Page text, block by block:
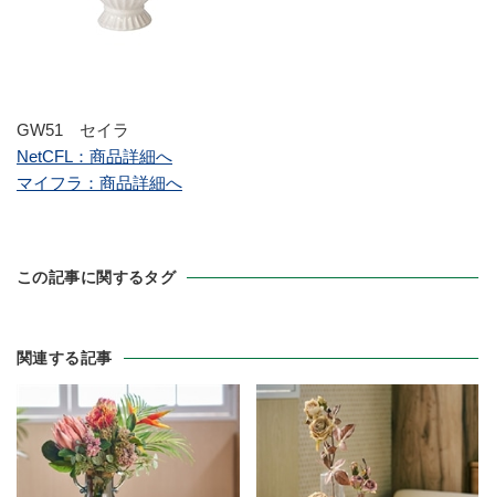
GW51 セイラ
NetCFL：商品詳細へ
マイフラ：商品詳細へ
この記事に関するタグ
関連する記事